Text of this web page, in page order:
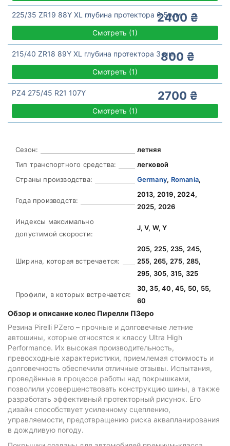
225/35 ZR19 88Y XL глубина протектора 6,5 мм
2400 ₴
Смотреть (1)
215/40 ZR18 89Y XL глубина протектора 3 мм800 ₴
Смотреть (1)
PZ4 275/45 R21 107Y 2700 ₴
Смотреть (1)
Сезон:
летняя
Тип транспортного средства:
легковой
Страны производства:
Germany, Romania,
Года производств:
2013, 2019, 2024,
2025, 2026
Индексы максимально
допустимой скорости:
J, V, W, Y
Ширина, которая встречается:
205, 225, 235, 245,
255, 265, 275, 285,
295, 305, 315, 325
Профили, в которых встречается:
30, 35, 40, 45, 50, 55,
60
Обзор и описание колес Пирелли ПЗеро
Резина Pirelli PZero – прочные и долговечные летние
автошины, которые относятся к классу Ultra High
Рerformance. Их высокая производительность,
превосходные характеристики, приемлемая стоимость и
долговечность обеспечили отличные отзывы. Испытания,
проведённые в процессе работы над покрышками,
позволили усовершенствовать конструкцию шины, а также
разработать эффективный протекторный рисунок. Его
дизайн способствует усиленному сцеплению,
управляемости, предотвращению риска аквапланирования
в дождливую погоду.